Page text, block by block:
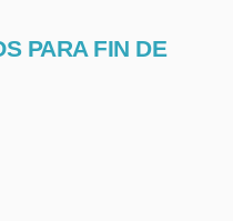
PARA FIN DE